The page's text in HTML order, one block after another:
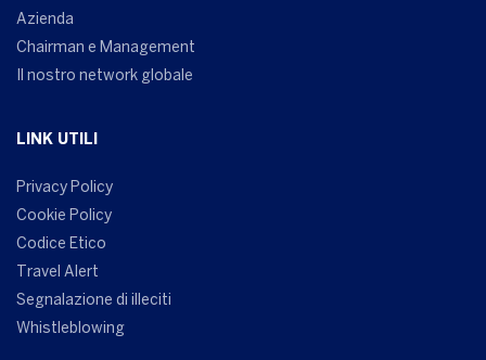
Azienda
Chairman e Management
Il nostro network globale
LINK UTILI
Privacy Policy
Cookie Policy
Codice Etico
Travel Alert
Segnalazione di illeciti
Whistleblowing